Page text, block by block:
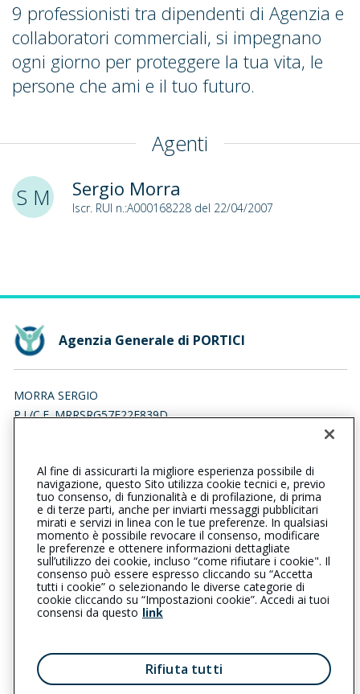
9 professionisti tra dipendenti di Agenzia e
collaboratori commerciali, si impegnano
ogni giorno per proteggere la tua vita, le
persone che ami e il tuo futuro.
Agenti
S M
Sergio Morra
Iscr. RUI n.:A000168228 del 22/04/2007
Agenzia Generale di PORTICI
MORRA SERGIO
P.I./C.F. MRRSRG57E22F839D
0812561745 081475889
portici@cattolica.it
morrassicurazioni@legalmail.it
L’intermediario è soggetto al controllo dell’IVASS. Consulta il
Registro RUI al seguentelink
Privacy | Cookie |
Il Gruppo Generali
Reclami
| Note legali | Accessibilità
Al fine di assicurarti la migliore esperienza possibile di
navigazione, questo Sito utilizza cookie tecnici e, previo
tuo consenso, di funzionalità e di profilazione, di prima
e di terze parti, anche per inviarti messaggi pubblicitari
mirati e servizi in linea con le tue preferenze. In qualsiasi
momento è possibile revocare il consenso, modificare
le preferenze e ottenere informazioni dettagliate
sull’utilizzo dei cookie, incluso “come rifiutare i cookie". Il
consenso può essere espresso cliccando su “Accetta
tutti i cookie” o selezionando le diverse categorie di
cookie cliccando su “Impostazioni cookie”. Accedi ai tuoi
consensi da questo link
Rifiuta tutti